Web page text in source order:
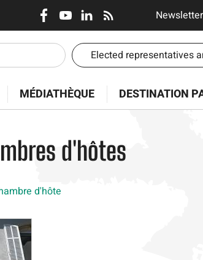
Réseaux
sociaux
En-
tête
-
Newsletter
En-
tête
-
Espaces
Elected representatives
MÉDIATHÈQUE DESTINATION
d'hôtes
d'hôte